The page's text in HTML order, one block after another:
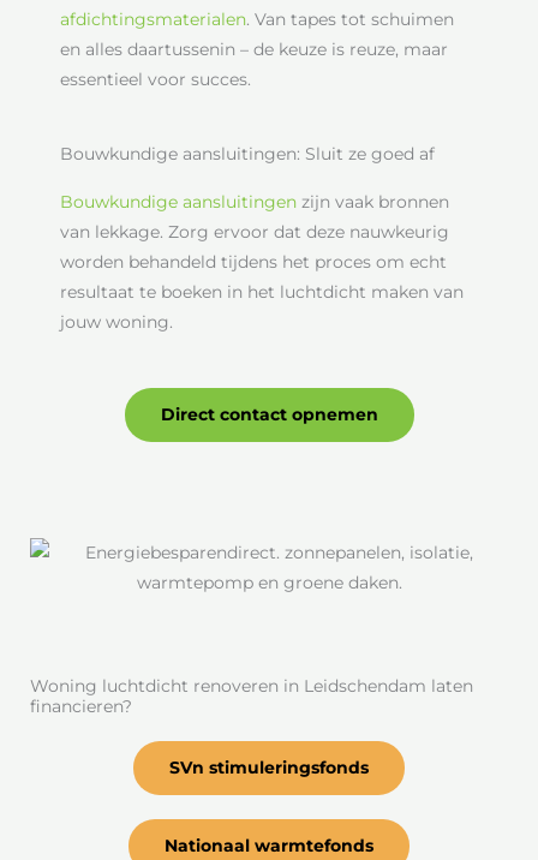
afdichtingsmaterialen. Van tapes tot schuimen
en alles daartussenin – de keuze is reuze, maar
essentieel voor succes.
Bouwkundige aansluitingen: Sluit ze goed af
Bouwkundige aansluitingen zijn vaak bronnen
van lekkage. Zorg ervoor dat deze nauwkeurig
worden behandeld tijdens het proces om echt
resultaat te boeken in het luchtdicht maken van
jouw woning.
Direct contact opnemen
Woning luchtdicht renoveren in Leidschendam laten
financieren?
SVn stimuleringsfonds
Nationaal warmtefonds